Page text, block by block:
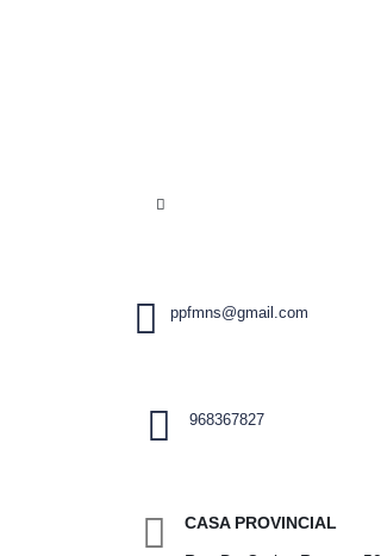
ppfmns@gmail.com
968367827
CASA PROVINCIAL